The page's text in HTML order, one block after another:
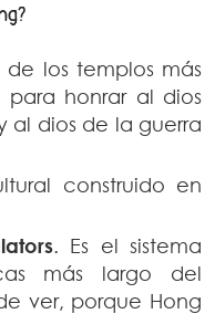
de los templos más
para honrar al dios
al dios de la guerra
construido en
. Es el sistema
más largo del
ver, porque Hong